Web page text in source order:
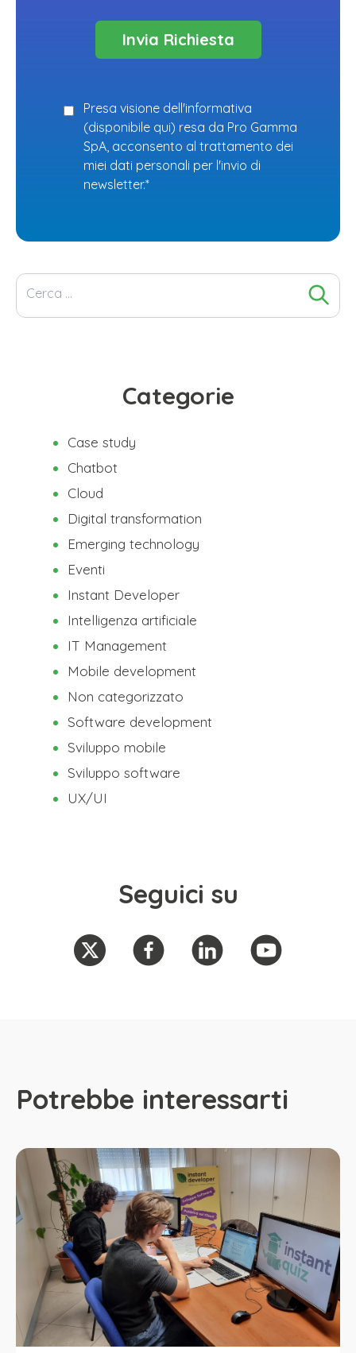
Presa visione dell'informativa
(disponibile qui) resa da Pro Gamma
SpA, acconsento al trattamento dei
miei dati personali per l'invio di
newsletter.*
Ricerca
Categorie
Case study
Chatbot
Cloud
Digital transformation
Emerging technology
Eventi
Instant Developer
Intelligenza artificiale
IT Management
Mobile development
Non categorizzato
Software development
Sviluppo mobile
Sviluppo software
UX/UI
Seguici su
Potrebbe interessarti